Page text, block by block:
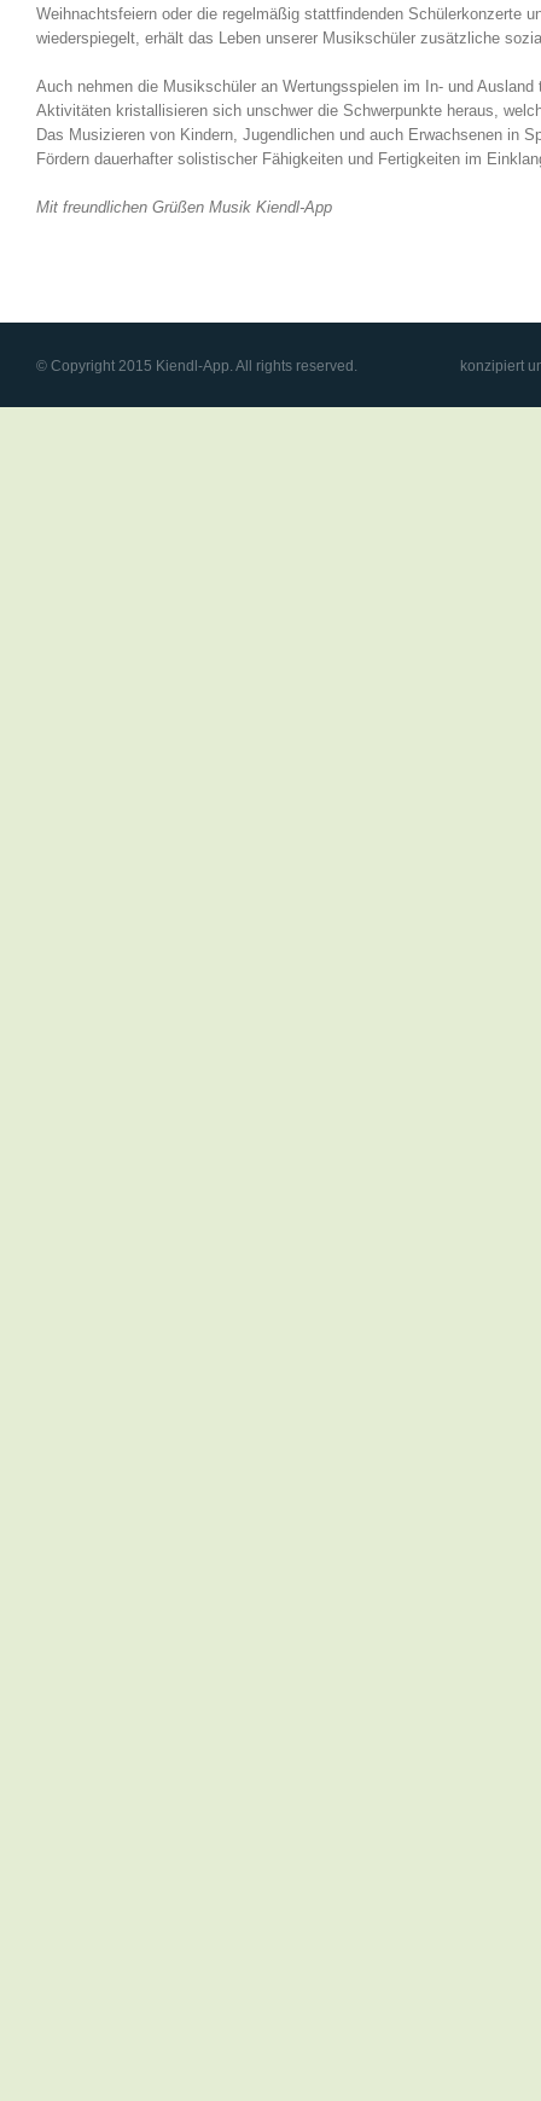
Weihnachtsfeiern oder die regelmäßig stattfindenden Schülerkonzerte
wiederspiegelt, erhält das Leben unserer Musikschüler zusätzliche
Auch nehmen die Musikschüler an Wertungsspielen im In- und
Aktivitäten kristallisieren sich unschwer die Schwerpunkte heraus,
Das Musizieren von Kindern, Jugendlichen und auch Erwachsenen in
Fördern dauerhafter solistischer Fähigkeiten und Fertigkeiten im
Mit freundlichen Grüßen Musik Kiendl-App
© Copyright 2015 Kiendl-App. All rights reserved. konzipiert